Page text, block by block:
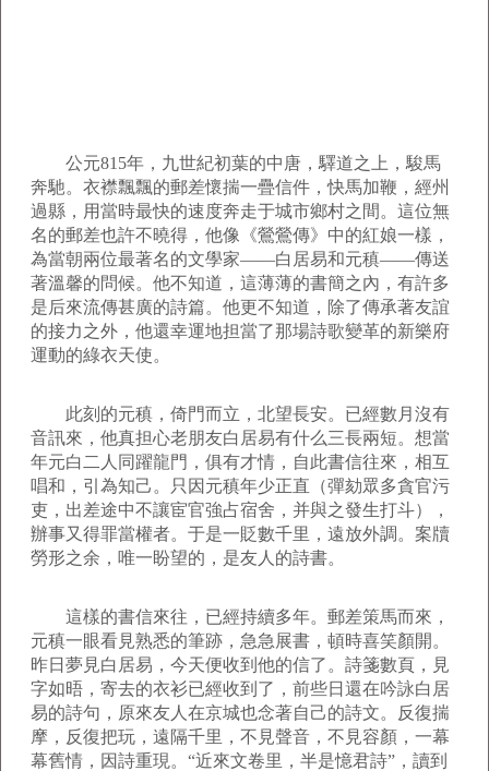
公元815年，九世紀初葉的中唐，驛道之上，駿馬
奔馳。衣襟飄飄的郵差懷揣一疊信件，快馬加鞭，經州
過縣，用當時最快的速度奔走于城市鄉村之間。這位無
名的郵差也許不曉得，他像《鶯鶯傳》中的紅娘一樣，
為當朝兩位最著名的文學家――白居易和元稹――傳送
著溫馨的問候。他不知道，這薄薄的書簡之內，有許多
是后來流傳甚廣的詩篇。他更不知道，除了傳承著友誼
的接力之外，他還幸運地担當了那場詩歌變革的新樂府
運動的綠衣天使。
此刻的元稹，倚門而立，北望長安。已經數月沒有
音訊來，他真担心老朋友白居易有什么三長兩短。想當
年元白二人同躍龍門，俱有才情，自此書信往來，相互
唱和，引為知己。只因元稹年少正直（彈劾眾多貪官污
吏，出差途中不讓宦官強占宿舍，并與之發生打斗），
辦事又得罪當權者。于是一貶數千里，遠放外調。案牘
勞形之余，唯一盼望的，是友人的詩書。
這樣的書信來往，已經持續多年。郵差策馬而來，
元稹一眼看見熟悉的筆跡，急急展書，頓時喜笑顏開。
昨日夢見白居易，今天便收到他的信了。詩箋數頁，見
字如晤，寄去的衣衫已經收到了，前些日還在吟詠白居
易的詩句，原來友人在京城也念著自己的詩文。反復揣
摩，反復把玩，遠隔千里，不見聲音，不見容顏，一幕
幕舊情，因詩重現。“近來文卷里，半是憶君詩”，讀到